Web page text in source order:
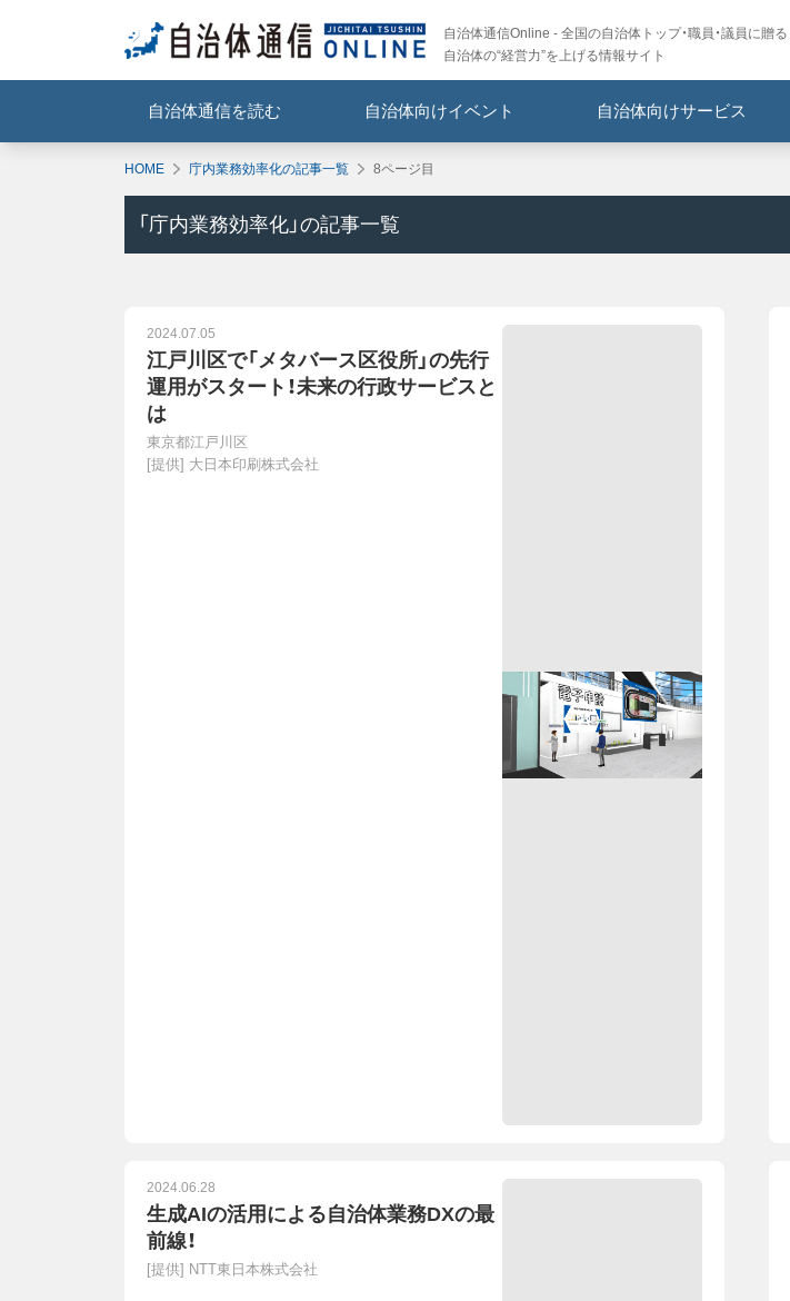
自治体通信Online - 全国の自治体トップ・職員・議員に贈る
自治体の“経営力”を上げる情報サイト
自治体通信を読む 自治体向けイベント 自治体向けサービス
HOME 庁内業務効率化の記事一覧 8ページ目
「 庁内業務効率化 」の記事一覧
2024.07.05
江戸川区で「メタバース区役所」の先行
運用がスタート！未来の行政サービスと
は
東京都江戸川区
[提供] 大日本印刷株式会社
2024.06.28
生成AIの活用による自治体業務DXの最
前線！
[提供] NTT東日本株式会社